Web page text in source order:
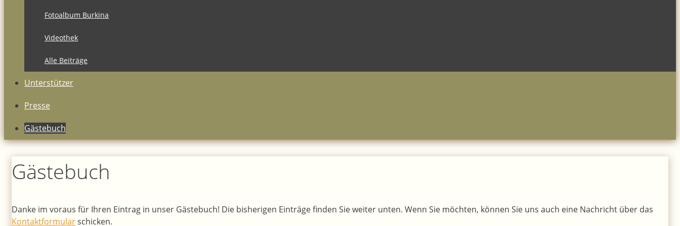
Fotoalbum Burkina
Videothek
Alle Beiträge
Unterstützer
Presse
Gästebuch
Gästebuch
Danke im voraus für Ihren Eintrag in unser Gästebuch! Die bisherigen Einträge finden Sie weiter unten. Wenn Sie möchten, können Sie uns auch eine Nachricht über das
Kontaktformularschicken.